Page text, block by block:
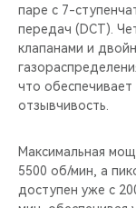
паре с 7-
передач (DCT).
клапанами и
что
отзывчивость.
Максимальная
5500 об/мин, а
доступен уже с